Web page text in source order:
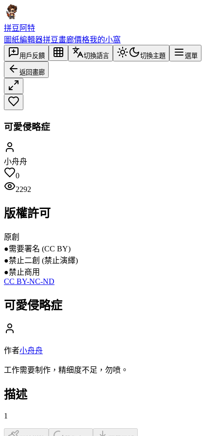
拼豆阿特
圖紙編輯器拼豆畫廊價格我的小窩
用戶反饋 切換語言 切換主題 選單
返回畫廊
可愛侵略症
小舟舟
0
2292
版權許可
原創
●需要署名 (CC BY)
●禁止二創 (禁止演繹)
●禁止商用
CC BY-NC-ND
可愛侵略症
作者小舟舟
工作需要制作，精细度不足，勿喷。
描述
1